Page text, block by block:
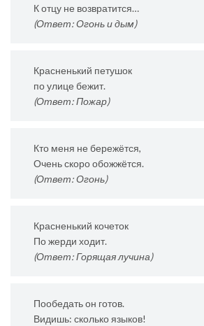
К отцу не возвратится…
(Ответ: Огонь и дым)
Красненький петушок
по улице бежит.
(Ответ: Пожар)
Кто меня не бережётся,
Очень скоро обожжётся.
(Ответ: Огонь)
Красненький кочеток
По жерди ходит.
(Ответ: Горящая лучина)
Пообедать он готов.
Видишь: сколько языков!